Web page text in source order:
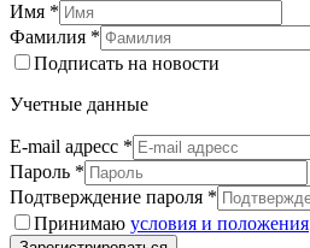
Имя *
Фамилия *
Подписать на новости
Учетные данные
E-mail адресс *
Пароль *
Подтверждение пароля *
Принимаю условия и положения